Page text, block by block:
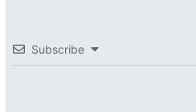
Subscribe